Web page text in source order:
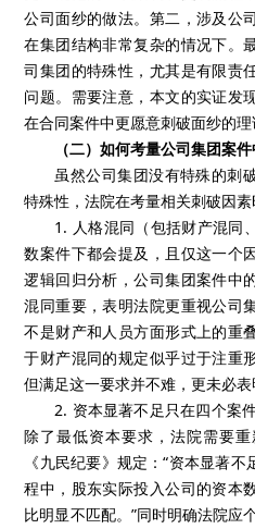
公司面纱的做法。第二，涉及公
在集团结构非常复杂的情况下。
司集团的特殊性，尤其是有限责
问题。需要注意，本文的实证发
在合同案件中更愿意刺破面纱的理
（二）如何考量公司集团案
虽然公司集团没有特殊的刺
特殊性，法院在考量相关刺破因
1. 人格混同（包括财产混同
数案件下都会提及，且仅这一个
逻辑回归分析，公司集团案件中
混同重要，表明法院更重视公司
不是财产和人员方面形式上的重
于财产混同的规定似乎过于注重
但满足这一要求并不难，更未必表
2. 资本显著不足只在四个案
除了最低资本要求，法院需要重
《九民纪要》规定：“资本显著
程中，股东实际投入公司的资本
比明显不匹配。”同时明确法院应